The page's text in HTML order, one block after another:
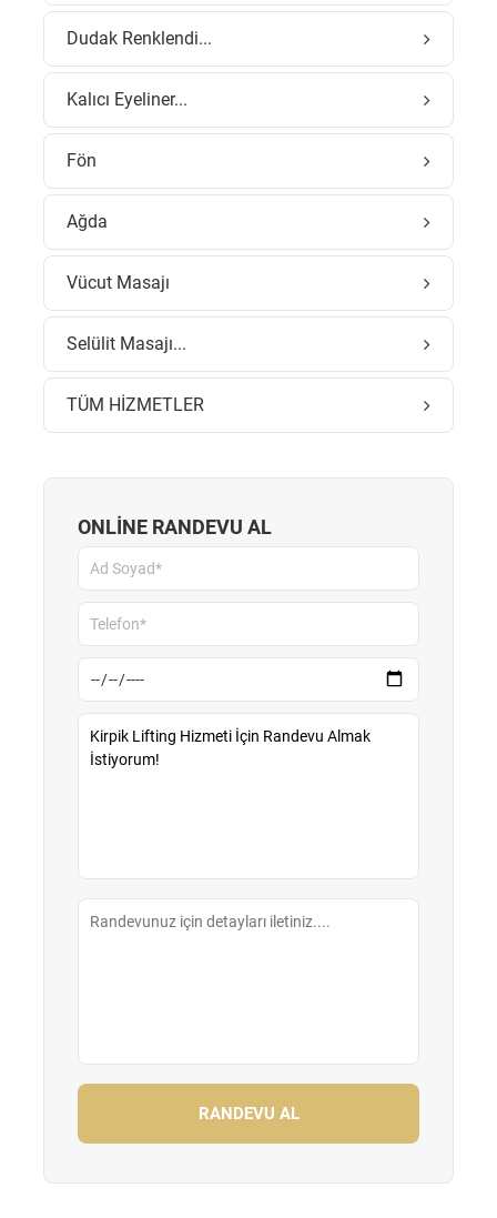
Dudak Renklendi...
Kalıcı Eyeliner...
Fön
Ağda
Vücut Masajı
Selülit Masajı...
TÜM HİZMETLER
ONLİNE RANDEVU AL
RANDEVU AL